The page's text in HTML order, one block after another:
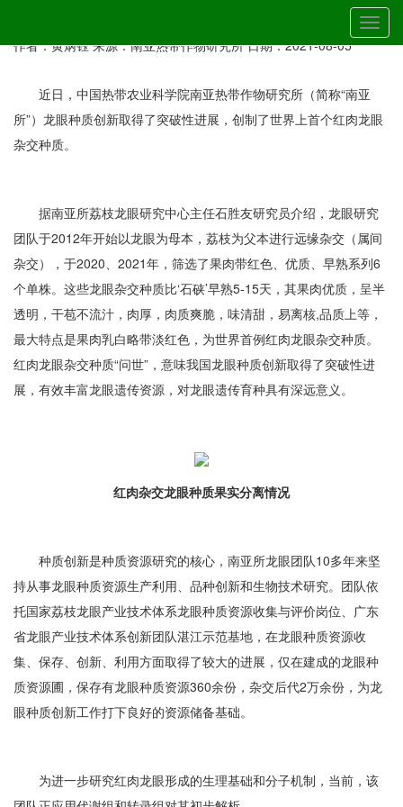
切
换
作者：黄炳钰 来源：南亚热带作物研究所日期：2021-08-05
近日，中国热带农业科学院南亚热带作物研究所（简称“南亚
所”）龙眼种质创新取得了突破性进展，创制了世界上首个红肉龙眼
杂交种质。
据南亚所荔枝龙眼研究中心主任石胜友研究员介绍，龙眼研究
团队于2012年开始以龙眼为母本，荔枝为父本进行远缘杂交（属间
杂交），于2020、2021年，筛选了果肉带红色、优质、早熟系列6
个单株。这些龙眼杂交种质比‘石硖’早熟5-15天，其果肉优质，呈半
透明，干苞不流汁，肉厚，肉质爽脆，味清甜，易离核,品质上等，
最大特点是果肉乳白略带淡红色，为世界首例红肉龙眼杂交种质。
红肉龙眼杂交种质“问世”，意味我国龙眼种质创新取得了突破性进
展，有效丰富龙眼遗传资源，对龙眼遗传育种具有深远意义。
红肉杂交龙眼种质果实分离情况
种质创新是种质资源研究的核心，南亚所龙眼团队10多年来坚
持从事龙眼种质资源生产利用、品种创新和生物技术研究。团队依
托国家荔枝龙眼产业技术体系龙眼种质资源收集与评价岗位、广东
省龙眼产业技术体系创新团队湛江示范基地，在龙眼种质资源收
集、保存、创新、利用方面取得了较大的进展，仅在建成的龙眼种
质资源圃，保存有龙眼种质资源360余份，杂交后代2万余份，为龙
眼种质创新工作打下良好的资源储备基础。
为进一步研究红肉龙眼形成的生理基础和分子机制，当前，该